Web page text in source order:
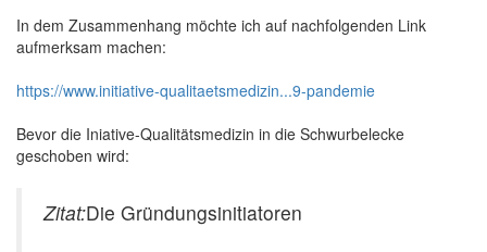
In dem Zusammenhang möchte ich auf nachfolgenden Link
aufmerksam machen:
https://www.initiative-qualitaetsmedizin...9-pandemie
Bevor die Iniative-Qualitätsmedizin in die Schwurbelecke
geschoben wird:
Zitat:Die Gründungsinitiatoren